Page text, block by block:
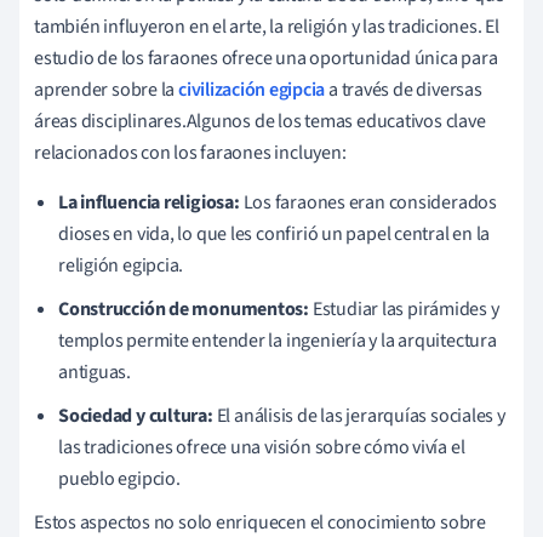
también influyeron en el arte, la religión y las tradiciones. El
estudio de los faraones ofrece una oportunidad única para
aprender sobre lacivilización egipciaa través de diversas
áreas disciplinares.Algunos de los temas educativos clave
relacionados con los faraones incluyen:
La influencia religiosa: Los faraones eran considerados
dioses en vida, lo que les confirió un papel central en la
religión egipcia.
Construcción de monumentos: Estudiar las pirámides y
templos permite entender la ingeniería y la arquitectura
antiguas.
Sociedad y cultura: El análisis de las jerarquías sociales y
las tradiciones ofrece una visión sobre cómo vivía el
pueblo egipcio.
Estos aspectos no solo enriquecen el conocimiento sobre